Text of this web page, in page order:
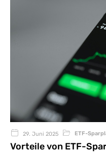
29. Juni 2025 ETF-
Vorteile von ETF-